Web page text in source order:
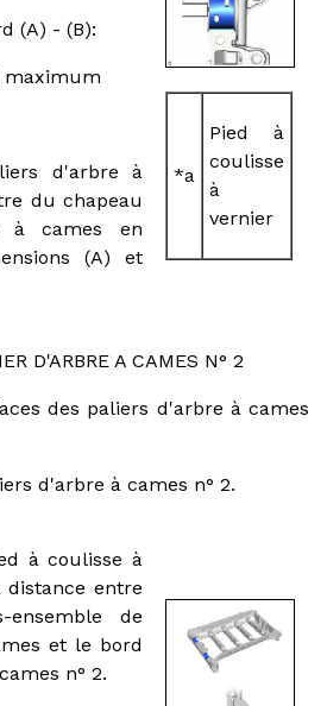
(A) - (B):
maximum
d'arbre à
du chapeau
à cames en
(A) et
*a
Pied à
coulisse
à
vernier
D'ARBRE A CAMES N° 2
des paliers d'arbre à cames
d'arbre à cames n° 2.
à coulisse à
entre
de
et le bord
n° 2.